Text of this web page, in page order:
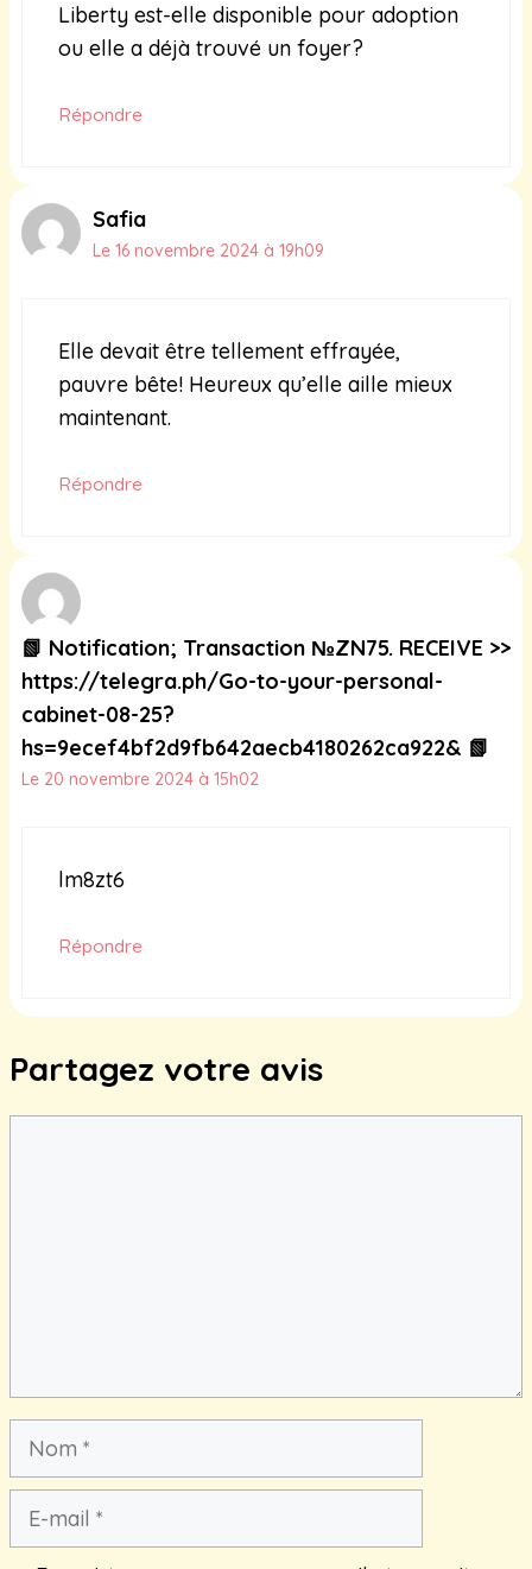
Liberty est-elle disponible pour adoption
ou elle a déjà trouvé un foyer?
Répondre
Safia
Le 16 novembre 2024 à 19h09
Elle devait être tellement effrayée,
pauvre bête! Heureux qu’elle aille mieux
maintenant.
Répondre
📗 Notification; Transaction №ZN75. RECEIVE >>
https://telegra.ph/Go-to-your-personal-
cabinet-08-25?
hs=9ecef4bf2d9fb642aecb4180262ca922& 📗
Le 20 novembre 2024 à 15h02
lm8zt6
Répondre
Partagez votre avis
Nom